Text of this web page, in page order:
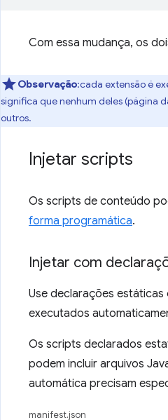
Com essa mudança, os
Observação:cada extensão é
significa que nenhum deles (página
outros.
Injetar scripts
Os scripts de conteúdo
forma programática.
Injetar com
Use declarações
executados
Os scripts declarados
podem incluir arquivos
automática precisam
manifest.json